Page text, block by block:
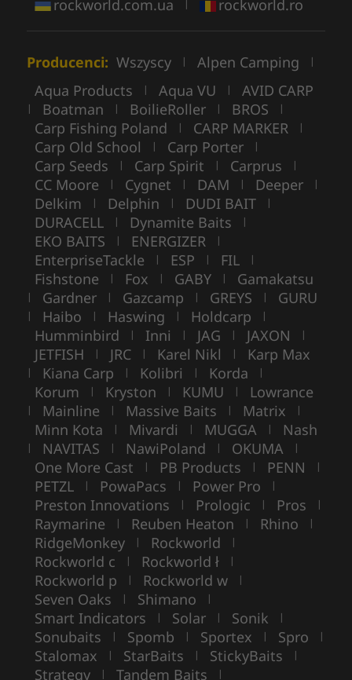
rockworld.com.ua | rockworld.ro
Producenci: Wszyscy | Alpen Camping |
Aqua Products | Aqua VU | AVID CARP
| Boatman | BoilieRoller | BROS |
Carp Fishing Poland | CARP MARKER |
Carp Old School | Carp Porter |
Carp Seeds | Carp Spirit | Carprus |
CC Moore | Cygnet | DAM | Deeper |
Delkim | Delphin | DUDI BAIT |
DURACELL | Dynamite Baits |
EKO BAITS | ENERGIZER |
EnterpriseTackle | ESP | FIL |
Fishstone | Fox | GABY | Gamakatsu
| Gardner | Gazcamp | GREYS | GURU
| Haibo | Haswing | Holdcarp |
Humminbird | Inni | JAG | JAXON |
JETFISH | JRC | Karel Nikl | Karp Max
| Kiana Carp | Kolibri | Korda |
Korum | Kryston | KUMU | Lowrance
| Mainline | Massive Baits | Matrix |
Minn Kota | Mivardi | MUGGA | Nash
| NAVITAS | NawiPoland | OKUMA |
One More Cast | PB Products | PENN |
PETZL | PowaPacs | Power Pro |
Preston Innovations | Prologic | Pros |
Raymarine | Reuben Heaton | Rhino |
RidgeMonkey | Rockworld |
Rockworld c | Rockworld ł |
Rockworld p | Rockworld w |
Seven Oaks | Shimano |
Smart Indicators | Solar | Sonik |
Sonubaits | Spomb | Sportex | Spro |
Stalomax | StarBaits | StickyBaits |
Strategy | Tandem Baits |